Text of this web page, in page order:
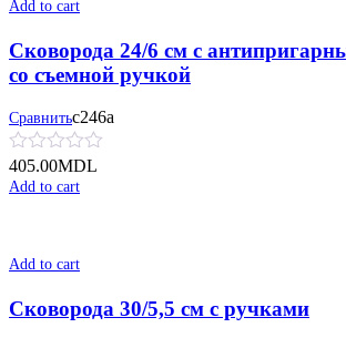
Add to cart
Сковорода 24/6 см с
со съемной ручкой
Сравнитьс246а
405.00MDL
Add to cart
Add to cart
Сковорода 30/5,5 см с ручками